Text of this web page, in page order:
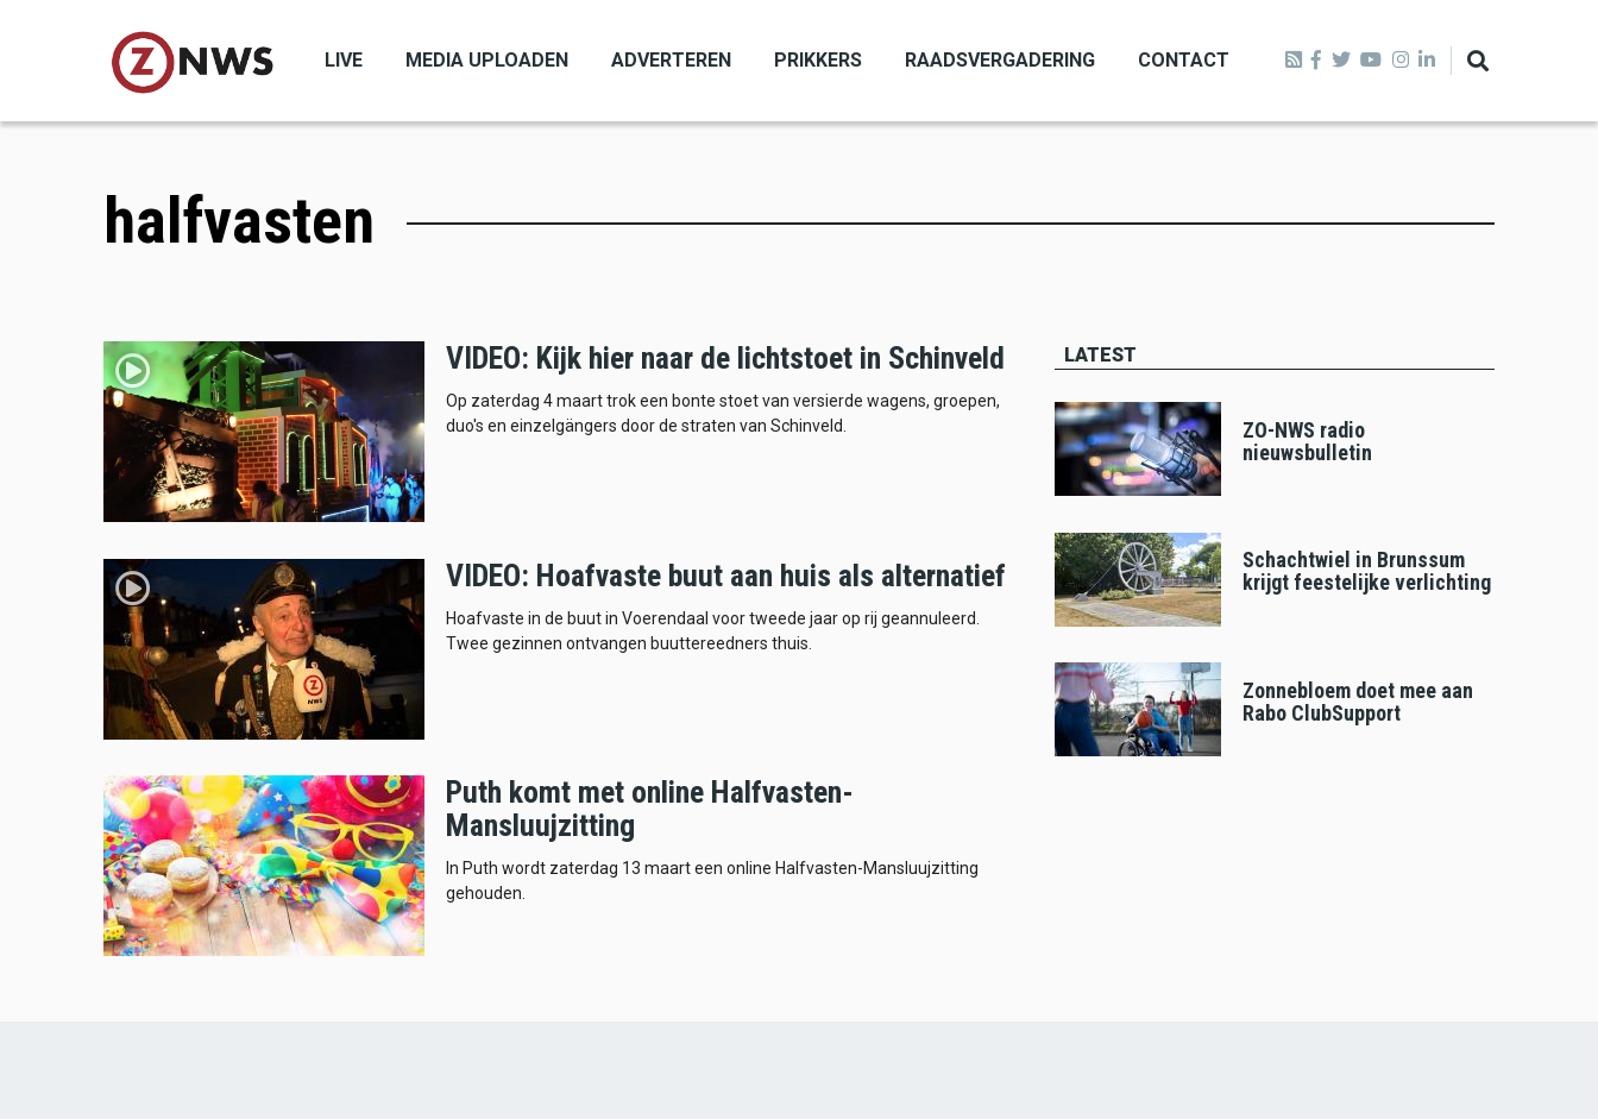
LIVE MEDIA UPLOADEN ADVERTEREN PRIKKERS RAADSVERGADERING CONTACT
halfvasten
VIDEO: Kijk hier naar de lichtstoet in Schinveld
Op zaterdag 4 maart trok een bonte stoet van versierde wagens, groepen,
duo's en einzelgängers door de straten van Schinveld.
VIDEO: Hoafvaste buut aan huis als alternatief
Hoafvaste in de buut in Voerendaal voor tweede jaar op rij geannuleerd.
Twee gezinnen ontvangen buuttereedners thuis.
Puth komt met online Halfvasten-
Mansluujzitting
In Puth wordt zaterdag 13 maart een online Halfvasten-Mansluujzitting
gehouden.
LATEST
ZO-NWS radio
nieuwsbulletin
Schachtwiel in Brunssum
krijgt feestelijke verlichting
Zonnebloem doet mee aan
Rabo ClubSupport